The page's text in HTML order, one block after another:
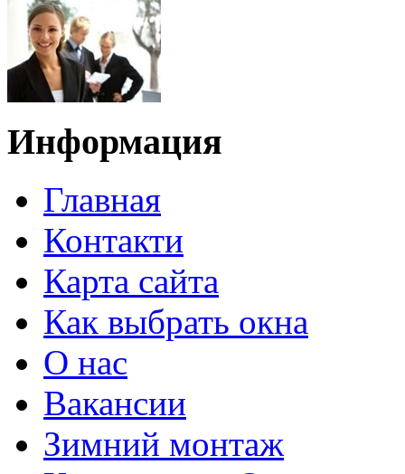
Информация
Главная
Контакти
Карта сайта
Как выбрать окна
О нас
Вакансии
Зимний монтаж